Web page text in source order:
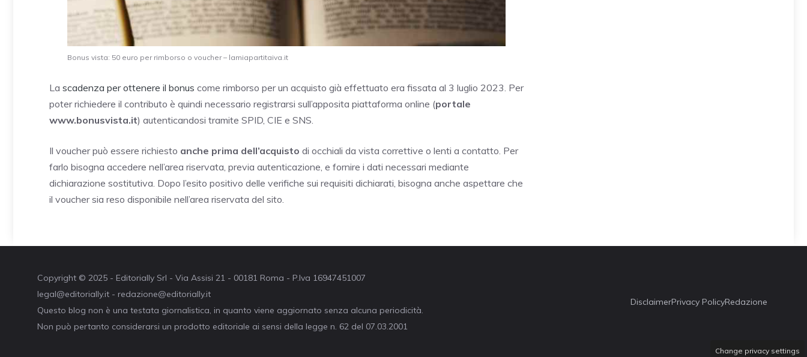
Bonus vista: 50 euro per rimborso o voucher – lamiapartitaiva.it
La scadenza per ottenere il bonus come rimborso per un acquisto già effettuato era fissata al 3 luglio 2023. Per
poter richiedere il contributo è quindi necessario registrarsi sull’apposita piattaforma online (portale
www.bonusvista.it) autenticandosi tramite SPID, CIE e SNS.
Il voucher può essere richiesto anche prima dell’acquisto di occhiali da vista correttive o lenti a contatto. Per
farlo bisogna accedere nell’area riservata, previa autenticazione, e fornire i dati necessari mediante
dichiarazione sostitutiva. Dopo l’esito positivo delle verifiche sui requisiti dichiarati, bisogna anche aspettare che
il voucher sia reso disponibile nell’area riservata del sito.
Copyright © 2025 - Editorially Srl - Via Assisi 21 - 00181 Roma - P.Iva 16947451007
legal@editorially.it - redazione@editorially.it
Questo blog non è una testata giornalistica, in quanto viene aggiornato senza alcuna periodicità.
Non può pertanto considerarsi un prodotto editoriale ai sensi della legge n. 62 del 07.03.2001
DisclaimerPrivacy PolicyRedazione
Change privacy settings